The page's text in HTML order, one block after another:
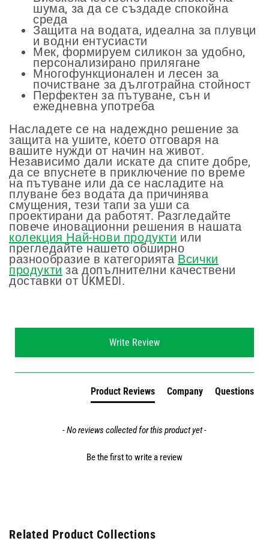
шума, за да се създаде спокойна
среда
Защита на водата, идеална за плувци
и водни ентусиасти
Мек, формируем силикон за удобно,
персонализирано прилягане
Многофункционален и лесен за
почистване за дълготрайна стойност
Перфектен за пътуване, сън и
ежедневна употреба
Насладете се на надеждно решение за
защита на ушите, което отговаря на
вашите нужди от начин на живот.
Независимо дали искате да спите добре,
да се впуснете в приключение по време
на пътуване или да се насладите на
плуване без водата да причинява
смущения, тези тапи за уши са
проектирани да работят. Разгледайте
повече иновационни решения в нашата
колекция Най-нови продукти или
прегледайте нашето обширно
разнообразие в категорията Всички
продукти за допълнителни качествени
доставки от UKMEDI.
Write Review
Product Reviews Company Questions
- No reviews collected for this product yet -
Be the first to write a review
Related Product Collections